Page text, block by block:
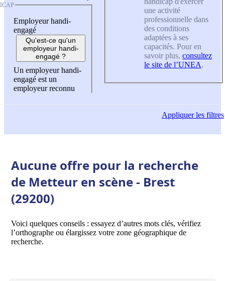
Employeur handi-
engagé
Qu'est-ce qu'un
employeur handi-
engagé ?
Un employeur handi-
engagé est un
employeur reconnu
une activité
professionnelle dans
des conditions
adaptées à ses
capacités. Pour en
savoir plus, consultez
le site de l’UNEA.
Appliquerles filtres
Aucune offre pour la recherche
de Metteur en scène - Brest
(29200)
Voici quelques conseils : essayez d’autres mots clés, vérifiez
l’orthographe ou élargissez votre zone géographique de
recherche.